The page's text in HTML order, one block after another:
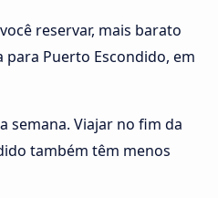
reservar, mais barato
Puerto Escondido, em
semana. Viajar no fim da
também têm menos